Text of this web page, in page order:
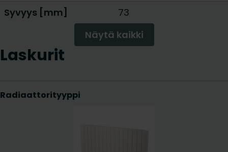
Syvyys [mm]
73
Näytä kaikki
Laskurit